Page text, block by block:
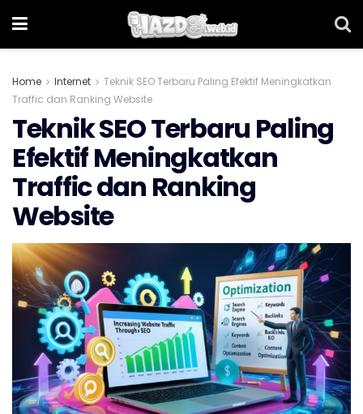
Home Internet
Teknik SEO Terbaru Paling Efektif Meningkatkan
Traffic dan Ranking Website
Teknik SEO Terbaru Paling
Efektif Meningkatkan
Traffic dan Ranking
Website